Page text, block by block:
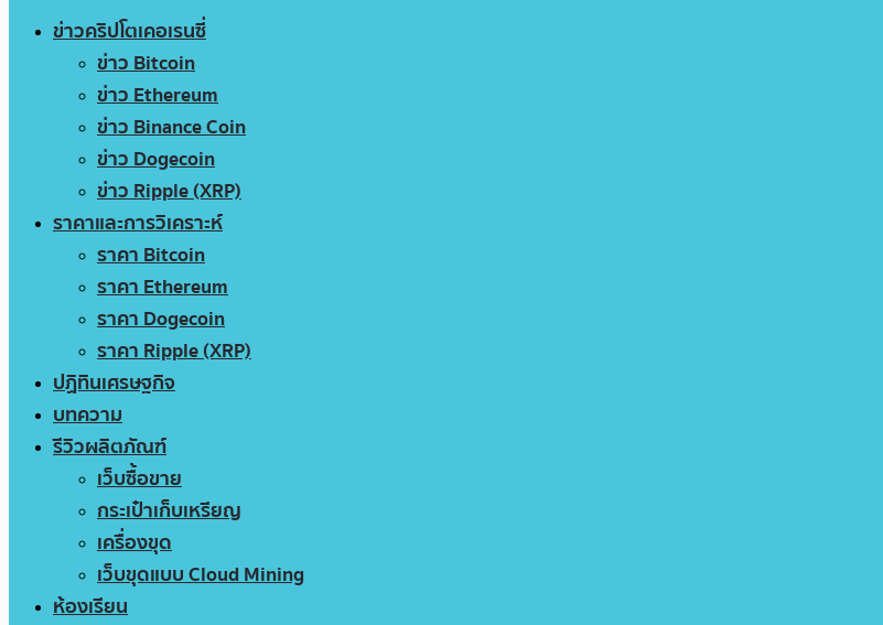
ข่าวคริปโตเคอเรนซี่
ข่าว Bitcoin
ข่าว Ethereum
ข่าว Binance Coin
ข่าว Dogecoin
ข่าว Ripple (XRP)
ราคาและการวิเคราะห์
ราคา Bitcoin
ราคา Ethereum
ราคา Dogecoin
ราคา Ripple (XRP)
ปฏิทินเศรษฐกิจ
บทความ
รีวิวผลิตภัณฑ์
เว็บซื้อขาย
กระเป๋าเก็บเหรียญ
เครื่องขุด
เว็บขุดแบบ Cloud Mining
ห้องเรียน